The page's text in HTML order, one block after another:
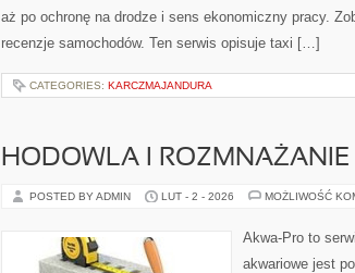
aż po ochronę na drodze i sens ekonomiczny pracy.
recenzje samochodów. Ten serwis opisuje taxi […]
CATEGORIES: KARCZMAJANDURA
HODOWLA I ROZMNAŻANIE
POSTED BY ADMIN LUT - 2 - 2026 MOŻLIWOŚĆ
Akwa-Pro to
akwariowe jest